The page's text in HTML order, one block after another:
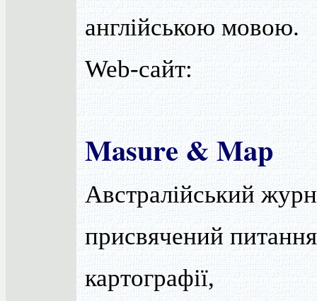
англійською мовою.
Web-сайт:
Masure & Map
Австралійський
присвячений
картографії,